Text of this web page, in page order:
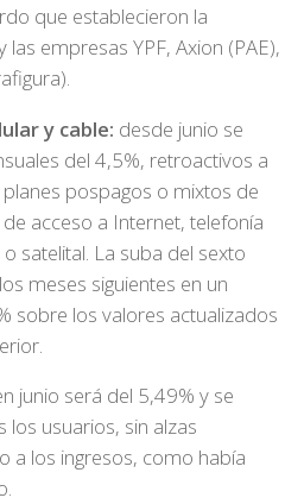
que establecieron la
empresas YPF, Axion (PAE),
y cable: desde junio se
del 4,5%, retroactivos a
pospagos o mixtos de
acceso a Internet, telefonía
satelital. La suba del sexto
meses siguientes en un
sobre los valores actualizados
junio será del 5,49% y se
los usuarios, sin alzas
a los ingresos, como había